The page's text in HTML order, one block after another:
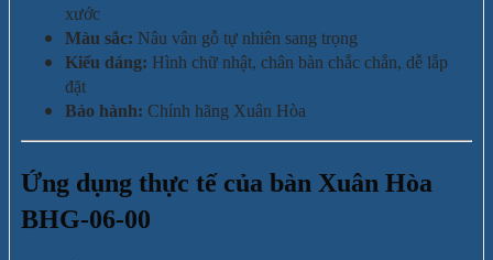
xước
Màu sắc: Nâu vân gỗ tự nhiên sang trọng
Kiểu dáng: Hình chữ nhật, chân bàn chắc chắn, dễ lắp
đặt
Bảo hành: Chính hãng Xuân Hòa
Ứng dụng thực tế của bàn Xuân Hòa
BHG-06-00